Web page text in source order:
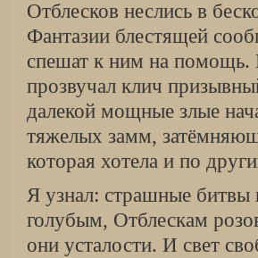
Отблесков неслись в
Фантазии блестящей
спешат к ним на
прозвучал клич
далекой мощные злые
тяжелых замм,
которая хотела и по
Я узнал: страшные битвы
голубым, Отблескам
они усталости. И свет